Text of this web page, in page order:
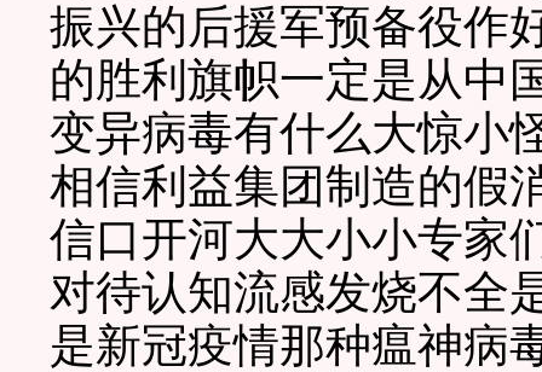
振兴的后援军预备役作
的胜利旗帜一定是从中
变异病毒有什么大惊小
相信利益集团制造的假
信口开河大大小小专家
对待认知流感发烧不全
是新冠疫情那种瘟神病